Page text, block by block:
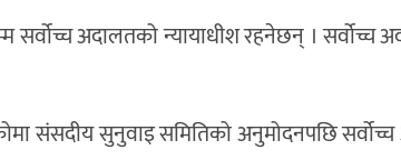
अदालतको न्यायाधीश रहनेछन् । सर्वोच्च
संसदीय सुनुवाइ समितिको अनुमोदनपछि